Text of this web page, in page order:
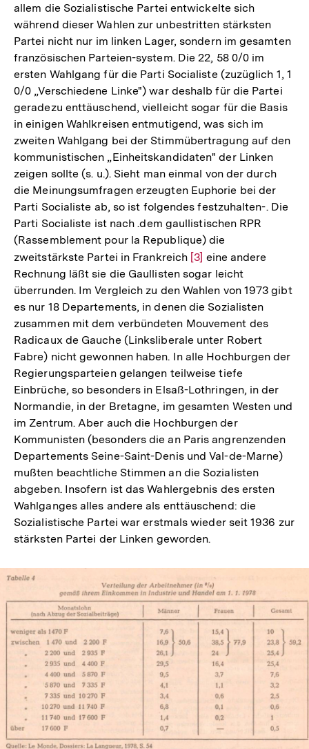
allem die Sozialistische Partei entwickelte sich
während dieser Wahlen zur unbestritten stärksten
Partei nicht nur im linken Lager, sondern im gesamten
französischen Parteien-system. Die 22, 58 0/0 im
ersten Wahlgang für die Parti Socialiste (zuzüglich 1, 1
0/0 „Verschiedene Linke") war deshalb für die Partei
geradezu enttäuschend, vielleicht sogar für die Basis
in einigen Wahlkreisen entmutigend, was sich im
zweiten Wahlgang bei der Stimmübertragung auf den
kommunistischen „Einheitskandidaten" der Linken
zeigen sollte (s. u.). Sieht man einmal von der durch
die Meinungsumfragen erzeugten Euphorie bei der
Parti Socialiste ab, so ist folgendes festzuhalten-. Die
Parti Socialiste ist nach .dem gaullistischen RPR
(Rassemblement pour la Republique) die
zweitstärkste Partei in Frankreich Zur
Auflösung
der
Fußnote
[3] eine andere
Rechnung läßt sie die Gaullisten sogar leicht
überrunden. Im Vergleich zu den Wahlen von 1973 gibt
es nur 18 Departements, in denen die Sozialisten
zusammen mit dem verbündeten Mouvement des
Radicaux de Gauche (Linksliberale unter Robert
Fabre) nicht gewonnen haben. In alle Hochburgen der
Regierungsparteien gelangen teilweise tiefe
Einbrüche, so besonders in Elsaß-Lothringen, in der
Normandie, in der Bretagne, im gesamten Westen und
im Zentrum. Aber auch die Hochburgen der
Kommunisten (besonders die an Paris angrenzenden
Departements Seine-Saint-Denis und Val-de-Marne)
mußten beachtliche Stimmen an die Sozialisten
abgeben. Insofern ist das Wahlergebnis des ersten
Wahlganges alles andere als enttäuschend: die
Sozialistische Partei war erstmals wieder seit 1936 zur
stärksten Partei der Linken geworden.
In
Lightbox
öffnen